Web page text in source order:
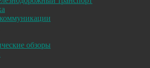
обзоры